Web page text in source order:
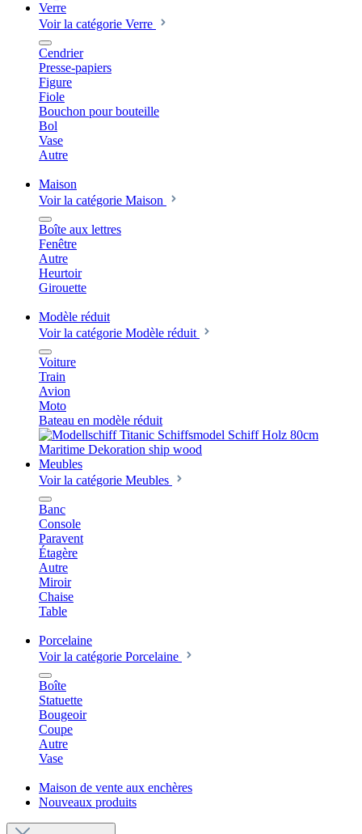
Verre
Voir la catégorie Verre
Cendrier
Presse-papiers
Figure
Fiole
Bouchon pour bouteille
Bol
Vase
Autre
Maison
Voir la catégorie Maison
Boîte aux lettres
Fenêtre
Autre
Heurtoir
Girouette
Modèle réduit
Voir la catégorie Modèle réduit
Voiture
Train
Avion
Moto
Bateau en modèle réduit
Meubles
Voir la catégorie Meubles
Banc
Console
Paravent
Étagère
Autre
Miroir
Chaise
Table
Porcelaine
Voir la catégorie Porcelaine
Boîte
Statuette
Bougeoir
Coupe
Autre
Vase
Maison de vente aux enchères
Nouveaux produits